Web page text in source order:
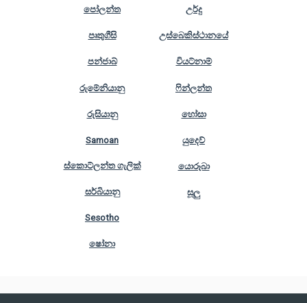
පෝලන්ත
පෘතුගීසි
පන්ජාබ්
රුමේනියානු
රුසියානු
Samoan
ස්කොට්ලන්ත ගැලික්
සර්බියානු
Sesotho
ෂෝනා
උර්දු
උස්බෙකිස්ථානයේ
වියට්නාම්
ෆින්ලන්ත
හෝසා
යුදෙව්
යොරූබා
සූලු